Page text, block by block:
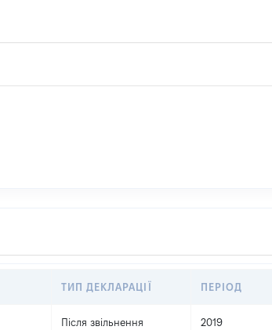
ТИП ДЕКЛАРАЦІЇ ПЕРІОД
Після звільнення 2019